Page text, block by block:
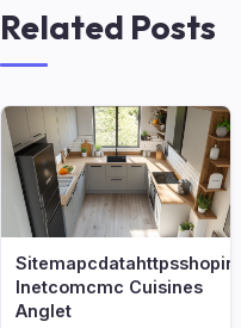
Related Posts
Sitemapcdatahttpsshopinf
Inetcomcmc Cuisines
Anglet